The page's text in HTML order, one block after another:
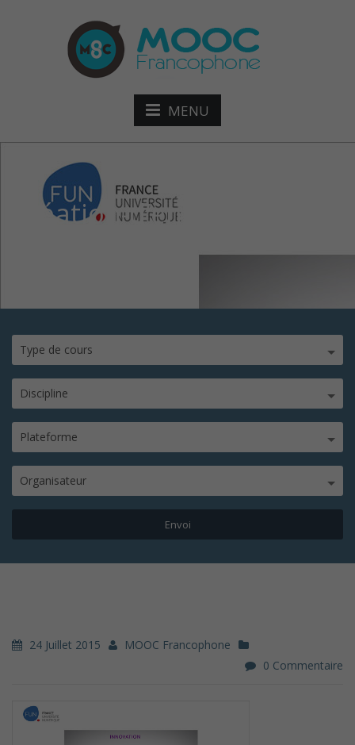
MENU
Création-d’entreprises-
Type de cours
Discipline
Plateforme
Organisateur
24 Juillet 2015
MOOC Francophone
0 Commentaire